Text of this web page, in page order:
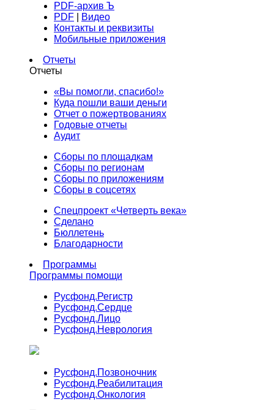
PDF-архив Ъ
PDF
Видео
Контакты и реквизиты
Мобильные приложения
Отчеты
Отчеты
«Вы помогли, спасибо!»
Куда пошли ваши деньги
Отчет о пожертвованиях
Годовые отчеты
Аудит
Сборы по площадкам
Сборы по регионам
Сборы по приложениям
Сборы в соцсетях
Спецпроект «Четверть века»
Сделано
Бюллетень
Благодарности
Программы
Программы помощи
Русфонд.Регистр
Русфонд.Сердце
Русфонд.Лицо
Русфонд.Неврология
Русфонд.Позвоночник
Русфонд.Реабилитация
Русфонд.Онкология